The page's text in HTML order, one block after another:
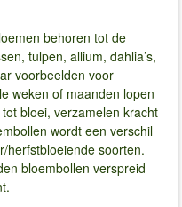
behoren tot de
tulpen, allium, dahlia’s,
voorbeelden voor
weken of maanden lopen
bloei, verzamelen kracht
wordt een verschil
herfstbloeiende soorten.
bloembollen verspreid